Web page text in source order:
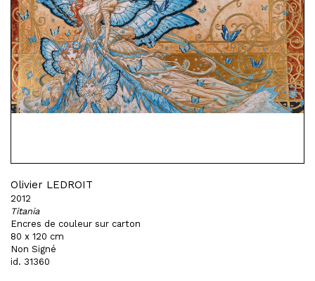
Olivier LEDROIT
2012
Titania
Encres de couleur sur carton
80 x 120 cm
Non Signé
id. 31360